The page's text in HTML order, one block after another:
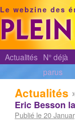
Le webzine des
Actualités N° déjà
parus
Actualités
Eric Besson
Publié le 20